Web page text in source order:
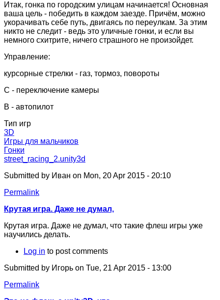
Итак, гонка по городским улицам начинается! Основная
ваша цель - победить в каждом заезде. Причём, можно
укорачивать себе путь, двигаясь по переулкам. За этим
никто не следит - ведь это уличные гонки, и если вы
немного схитрите, ничего страшного не произойдет.
Управление:
курсорные стрелки - газ, тормоз, повороты
C - переключение камеры
B - автопилот
Тип игр
3D
Игры для мальчиков
Гонки
street_racing_2.unity3d
Submitted by Иван on Mon, 20 Apr 2015 - 20:10
Permalink
Крутая игра. Даже не думал,
Крутая игра. Даже не думал, что такие флеш игры уже
научились делать.
Log in to post comments
Submitted by Игорь on Tue, 21 Apr 2015 - 13:00
Permalink